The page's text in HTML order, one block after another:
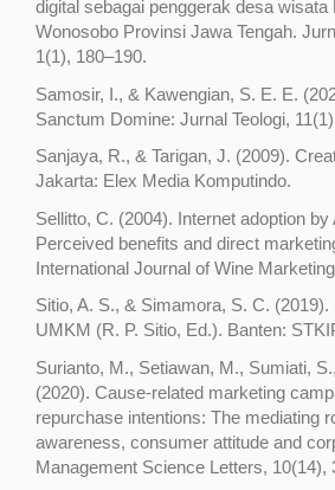
digital sebagai penggerak desa wisata
Wonosobo Provinsi Jawa Tengah.
1(1), 180–190.
Samosir, I., & Kawengian, S. E. E.
Sanctum Domine: Jurnal Teologi,
Sanjaya, R., & Tarigan, J. (2009).
Jakarta: Elex Media Komputindo.
Sellitto, C. (2004). Internet adoption
Perceived benefits and direct
International Journal of Wine
Sitio, A. S., & Simamora, S. C.
UMKM (R. P. Sitio, Ed.). Banten:
Surianto, M., Setiawan, M., Sumiati,
(2020). Cause-related marketing
repurchase intentions: The mediating
awareness, consumer attitude and
Management Science Letters, 10(14),